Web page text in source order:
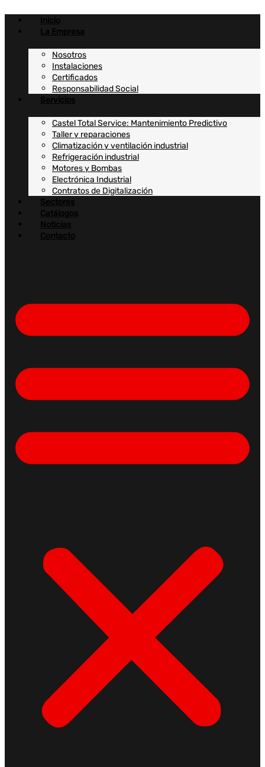
contenido
Inicio
La Empresa
Nosotros
Instalaciones
Certificados
Responsabilidad Social
Servicios
Castel Total Service: Mantenimiento Predictivo
Taller y reparaciones
Climatización y ventilación industrial
Refrigeración industrial
Motores y Bombas
Electrónica Industrial
Contratos de Digitalización
Sectores
Catálogos
Noticias
Contacto